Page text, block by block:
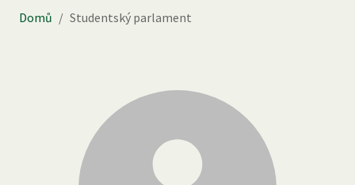
Domů / Studentský parlament